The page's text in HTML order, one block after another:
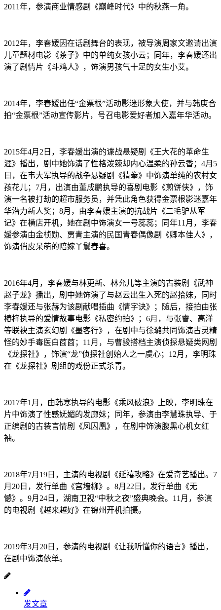
2011年，参演商业情感剧《巅峰时代》中的秋燕一角。
2012年，李春嫒因在话剧舞台的表现，被导演周家文邀请出演
儿童题材电影《茶子》中的单纯女孩小云；同年，李春嫒还出
演了剧情片《斗鸡人》，饰演男孩气十足的女生小艾。
2014年，李春嫒出任“金票根”活动影迷形象大使，并与韩庚合
拍“金票根”活动宣传影片，号召电影爱好者加入嘉年华活动。
2015年4月2日，李春嫒出演的谍战悬疑剧《王大花的革命生
涯》播出，剧中她饰演了性格泼辣却内心温柔的孙云香；4月5
日，在韦大军执导的战争悬疑剧《猜拳》中饰演单纯的农村女
孩花儿；7月，出演由董成鹏执导的喜剧电影《煎饼侠》，饰
演一名被打劫的超市服务员，并凭此角色获得金票根影迷嘉年
华潜力新人奖；8月，由李春嫒主演的抗战片《二毛驴从军
记》在横店开机，她在剧中饰演女一号蕊蕊；同年11月，李春
嫒参演由金桢勋、贾青主演的民国青春偶像剧《卿本佳人》，
饰演俏皮呆萌的陪嫁丫鬟春喜。
2016年4月，李春嫒与林更新、林允儿等主演的古装剧《武神
赵子龙》播出，剧中她饰演了与赵云出生入死的赵拾妹，同时
李春嫒还与张赫为该剧献唱插曲《情字诀》；随后，接拍由张
椿梓执导的爱情故事电影《私密约拍》；6月，与张睿、高洋
等联袂主演玄幻剧《墨客行》，在剧中与徐璐共同饰演古灵精
怪的妙手毒医白莔莔；11月，与曹骏搭档主演侦探悬疑类网剧
《龙探社》，饰演“龙”侦探社创始人之一虞心；12月，李明珠
在《龙探社》剧组的戏份正式杀青。
2017年1月，由韩寒执导的电影《乘风破浪》上映，李明珠在
片中饰演了性感妩媚的发廊妹；同年，参演由李慧珠执导、于
正编剧的古装言情剧《凤囚凰》，在剧中饰演腹黑心机女红
袖。
2018年7月19日，主演的电视剧《延禧攻略》在爱奇艺播出。7
月20日，发行单曲《宫墙柳》。8月22日，发行单曲《无
憾》。9月24日，湖南卫视“中秋之夜”盛典晚会。11月，参演
的电视剧《越来越好》在锦州开机拍摄。
2019年3月20日，参演的电视剧《让我听懂你的语言》播出，
在剧中饰演依单。
发文章